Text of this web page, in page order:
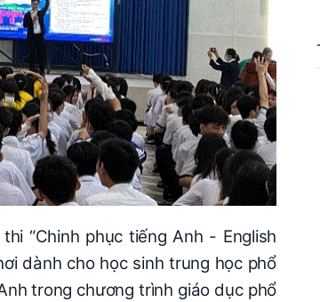
“Chinh phục tiếng Anh - English
dành cho học sinh trung học phổ
trong chương trình giáo dục phổ